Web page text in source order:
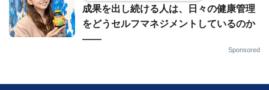
成果を出し続ける人は、日々の健康管理
をどうセルフマネジメントしているのか
——
Sponsored